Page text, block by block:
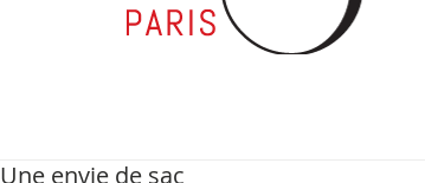
Une envie de sac